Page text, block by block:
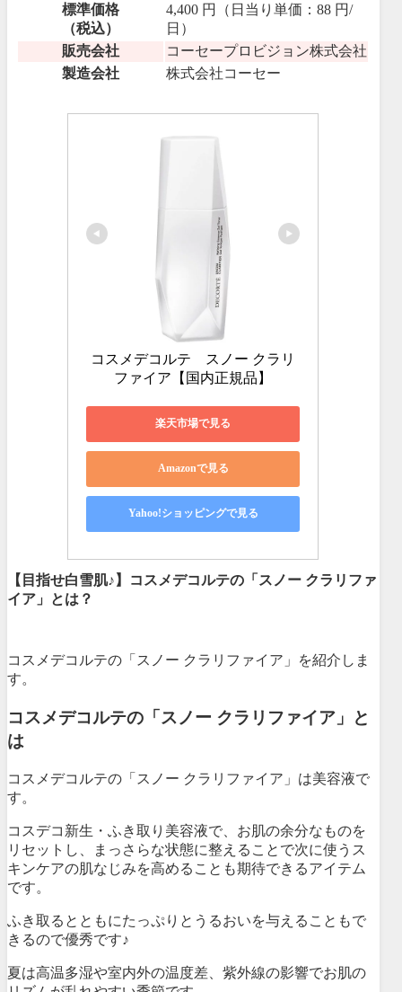
標準価格
（税込）
4,400 円（日当り単価：88 円/
日）
販売会社
コーセープロビジョン株式会社
製造会社
株式会社コーセー
コスメデコルテ　スノー クラリ
ファイア【国内正規品】
楽天市場で見る
Amazonで見る
Yahoo!ショッピングで見る
【目指せ白雪肌♪】コスメデコルテの「スノー クラリファ
イア」とは？
コスメデコルテの「スノー クラリファイア」を紹介しま
す。
コスメデコルテの「スノー クラリファイア」と
は
コスメデコルテの「スノー クラリファイア」は美容液で
す。
コスデコ新生・ふき取り美容液で、お肌の余分なものを
リセットし、まっさらな状態に整えることで次に使うス
キンケアの肌なじみを高めることも期待できるアイテム
です。
ふき取るとともにたっぷりとうるおいを与えることもで
きるので優秀です♪
夏は高温多湿や室内外の温度差、紫外線の影響でお肌の